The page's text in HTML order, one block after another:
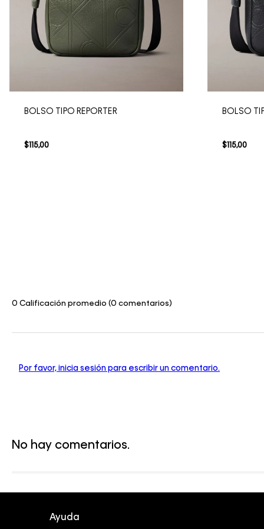
BOLSO TIPO REPORTER
$115,00
BOLSO
$115,00
0 Calificación promedio (0 comentarios)
Por favor, inicia sesión para escribir un comentario.
No hay comentarios.
Ayuda